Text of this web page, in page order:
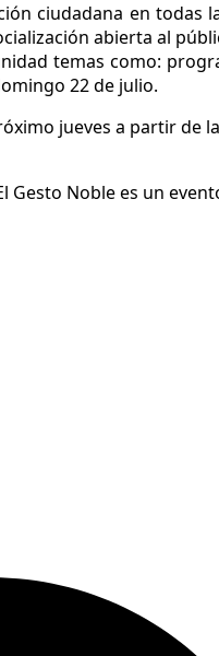
ciudadana en todas
abierta al
temas como:
22 de julio.
jueves a partir de
Gesto Noble es un